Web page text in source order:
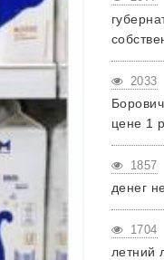
2033
цене 1
1857
денег
1704
летний